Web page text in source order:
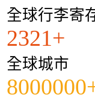
全球行李寄
2321+
全球城市